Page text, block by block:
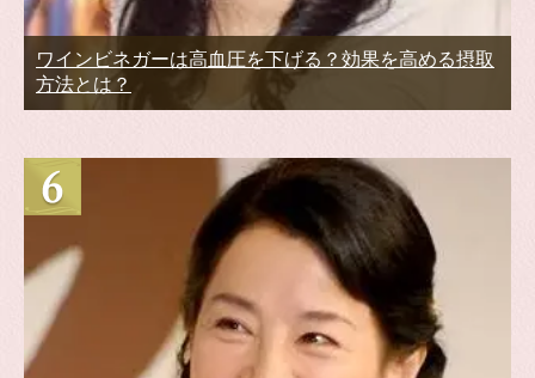
ワインビネガーは高血圧を下げる？効果を高める摂取
方法とは？